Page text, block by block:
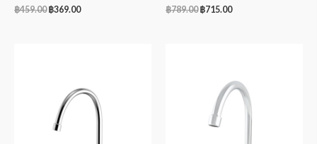
฿459.00 ฿369.00 ฿789.00 ฿715.00